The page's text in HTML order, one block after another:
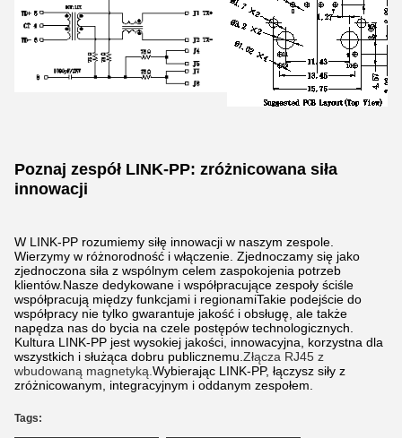
Poznaj zespół LINK-PP: zróżnicowana siła
innowacji
W LINK-PP rozumiemy siłę innowacji w naszym zespole.
Wierzymy w różnorodność i włączenie. Zjednoczamy się jako
zjednoczona siła z wspólnym celem zaspokojenia potrzeb
klientów.Nasze dedykowane i współpracujące zespoły ściśle
współpracują między funkcjami i regionamiTakie podejście do
współpracy nie tylko gwarantuje jakość i obsługę, ale także
napędza nas do bycia na czele postępów technologicznych.
Kultura LINK-PP jest wysokiej jakości, innowacyjna, korzystna dla
wszystkich i służąca dobru publicznemu. Złącza RJ45 z
wbudowaną magnetyką. Wybierając LINK-PP, łączysz siły z
zróżnicowanym, integracyjnym i oddanym zespołem.
Tags: